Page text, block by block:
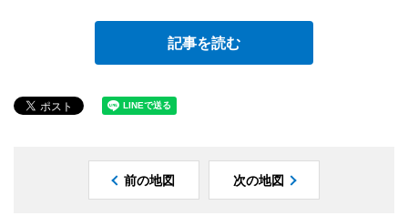
記事を読む
前の地図 次の地図